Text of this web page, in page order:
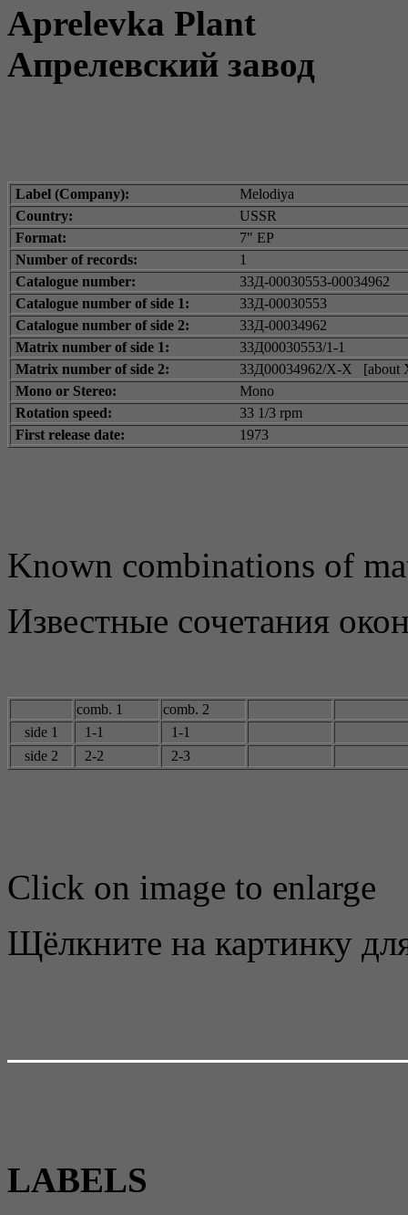
Aprelevka Plant
Апрелевский завод
Label (Company):
Melodiya
Country:
USSR
Format:
7" EP
Number of records:
1
Catalogue number:
33Д-00030553-00034962
Catalogue number of side 1:
33Д-00030553
Catalogue number of side 2:
33Д-00034962
Matrix number of side 1:
33Д00030553/1-1
Matrix number of side 2:
33Д00034962/X-X [about
Mono or Stereo:
Mono
Rotation speed:
33 1/3 rpm
First release date:
1973
Known combinations of
Известные сочетания
comb. 1
comb. 2
side 1
1-1
1-1
side 2
2-2 2-3
Click on image to enlarge
Щёлкните на картинку
LABELS